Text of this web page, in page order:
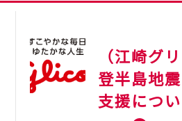
（江崎グ
登半島地
支援につ